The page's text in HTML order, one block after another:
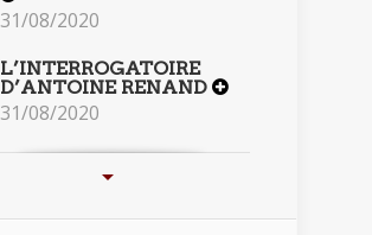
31/08/2020
L’INTERROGATOIRE
D’ANTOINE RENAND
31/08/2020